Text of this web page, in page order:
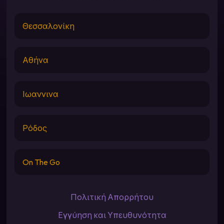
Θεσσαλονίκη
Αθήνα
Ιωαννινα
Ρόδος
On The Go
Πολιτική Απορρήτου
Εγγύηση και Υπευθυνότητα